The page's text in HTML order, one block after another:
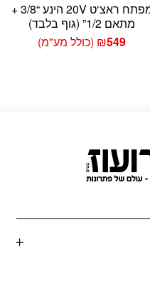
מפתח ראצ‘ט 20V הינע “3/8 +
מתאם 1/2” (גוף בלבד)
₪549 (כולל מע"מ)